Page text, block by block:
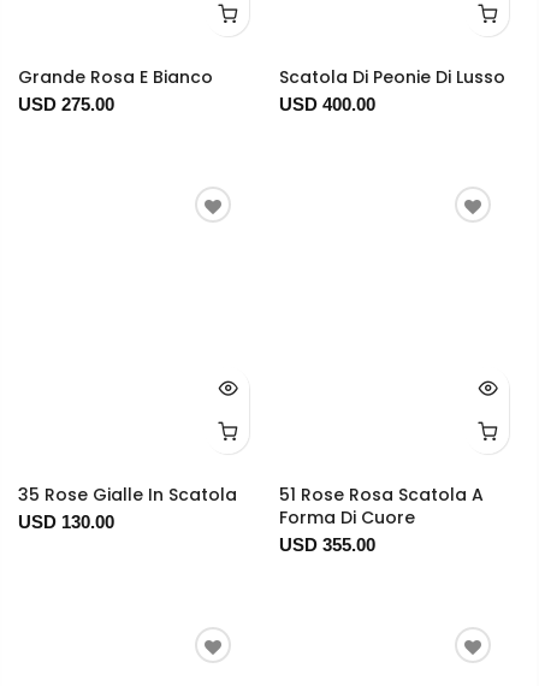
Grande Rosa E Bianco
USD 275.00
Scatola Di Peonie Di Lusso
USD 400.00
35 Rose Gialle In Scatola
USD 130.00
51 Rose Rosa Scatola A
Forma Di Cuore
USD 355.00